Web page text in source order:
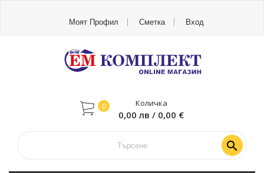
Моят Профил Сметка Вход
Количка
0
0,00 лв / 0,00 €
